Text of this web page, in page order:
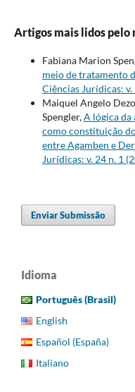
Artigos mais lidos pelo
Fabiana Marion
meio de tratamento
Ciências Jurídicas: v.
Maiquel Angelo
Spengler,A lógica da
como constituição
entre Agamben e
Jurídicas: v. 24 n. 1
Enviar Submissão
Idioma
Português (Brasil)
English
Español (España)
Italiano